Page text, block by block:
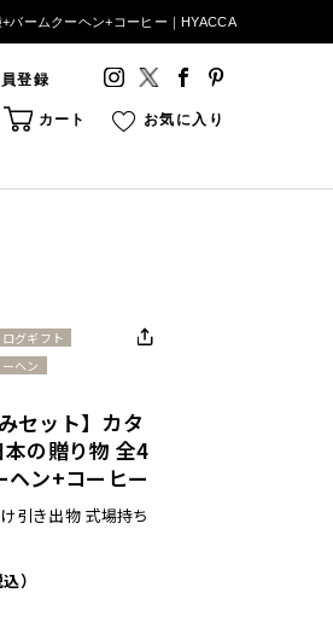
バームクーヘン+コーヒー｜HYACCA
登録
カート お気に入り
グギフト
ヘン
セット】カタ
の贈り物 全4
ヘン+コーヒー
引き出物 式場持ち
）